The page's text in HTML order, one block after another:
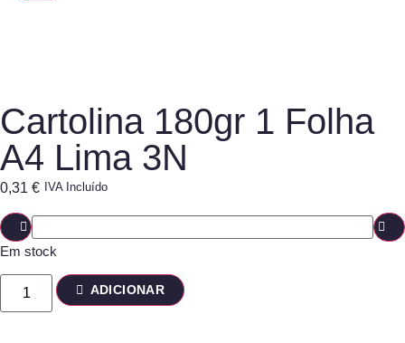
Cartolina 180gr 1 Folha
A4 Lima 3N
0,31 € IVA Incluído
Em stock
ADICIONAR